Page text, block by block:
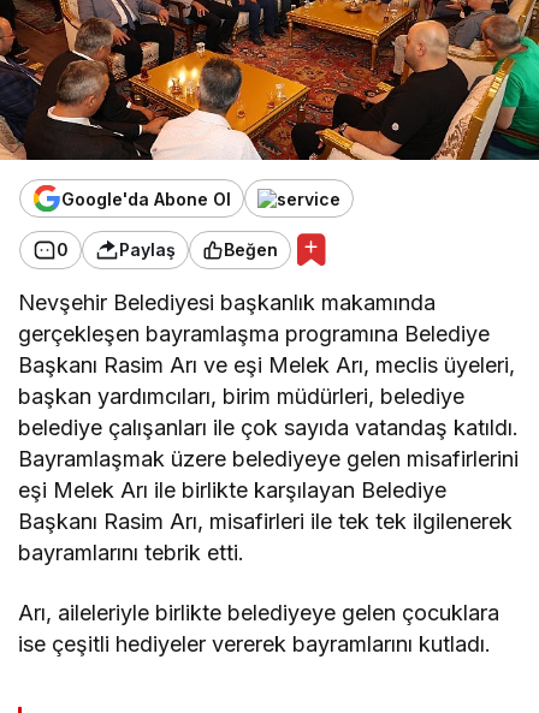
Google'da Abone Ol
0 Paylaş Beğen
Nevşehir Belediyesi başkanlık makamında
gerçekleşen bayramlaşma programına Belediye
Başkanı Rasim Arı ve eşi Melek Arı, meclis üyeleri,
başkan yardımcıları, birim müdürleri, belediye
belediye çalışanları ile çok sayıda vatandaş katıldı.
Bayramlaşmak üzere belediyeye gelen misafirlerini
eşi Melek Arı ile birlikte karşılayan Belediye
Başkanı Rasim Arı, misafirleri ile tek tek ilgilenerek
bayramlarını tebrik etti.
Arı, aileleriyle birlikte belediyeye gelen çocuklara
ise çeşitli hediyeler vererek bayramlarını kutladı.